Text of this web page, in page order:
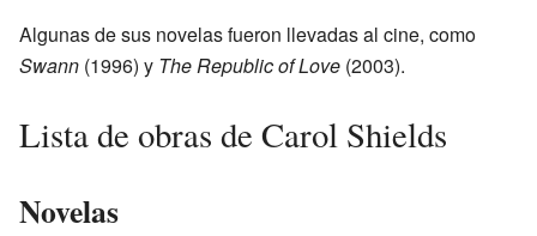
Algunas de sus novelas fueron llevadas al cine, como
Swann (1996) y The Republic of Love (2003).
Lista de obras de Carol Shields
Novelas